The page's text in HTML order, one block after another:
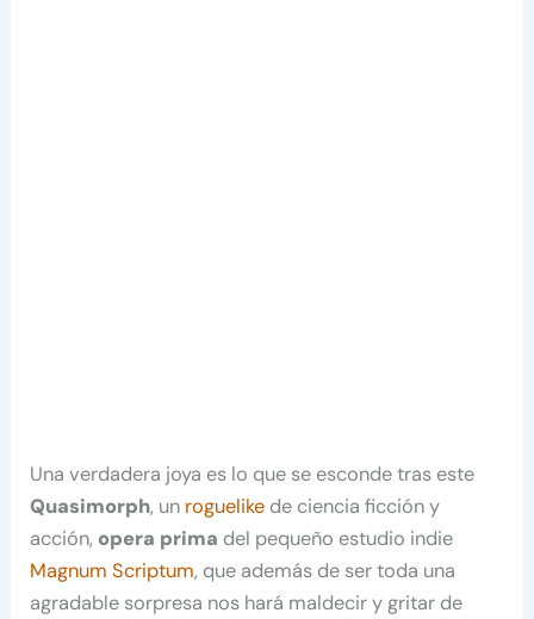
Una verdadera joya es lo que se esconde tras este
Quasimorph, un roguelike de ciencia ficción y
acción, opera prima del pequeño estudio indie
Magnum Scriptum, que además de ser toda una
agradable sorpresa nos hará maldecir y gritar de